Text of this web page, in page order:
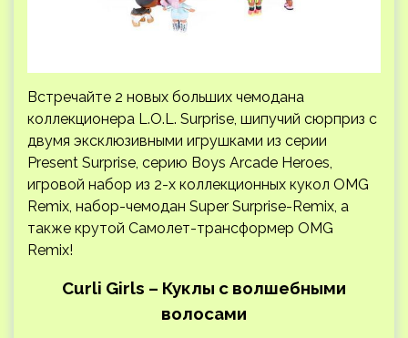
Встречайте 2 новых больших чемодана
коллекционера L.O.L. Surprise, шипучий сюрприз с
двумя эксклюзивными игрушками из серии
Present Surprise, серию Вoys Arcade Heroes,
игровой набор из 2-х коллекционных кукол OMG
Remix, набор-чемодан Super Surprise-Remix, а
также крутой Самолет-трансформер OMG
Remix!
Curli Girls – Куклы с волшебными
волосами